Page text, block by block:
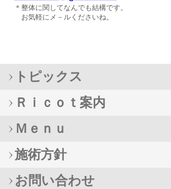
＊整体に関してなんでも結構です。
お気軽にメ－ルくださいね。
トピックス
Ｒｉｃｏｔ案内
Ｍｅｎｕ
施術方針
お問い合わせ